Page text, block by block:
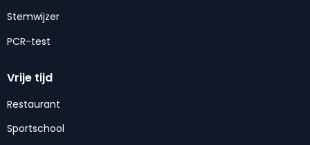
Stemwijzer
PCR-test
Vrije tijd
Restaurant
Sportschool